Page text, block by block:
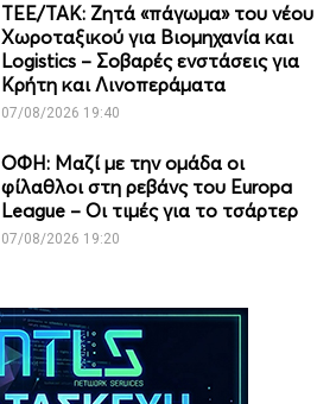
ΤΕΕ/ΤΑΚ: Ζητά «πάγωμα» του νέου
Χωροταξικού για Βιομηχανία και
Logistics – Σοβαρές ενστάσεις για
Κρήτη και Λινοπεράματα
07/08/2026 19:40
ΟΦΗ: Μαζί με την ομάδα οι
φίλαθλοι στη ρεβάνς του Europa
League – Οι τιμές για το τσάρτερ
07/08/2026 19:20